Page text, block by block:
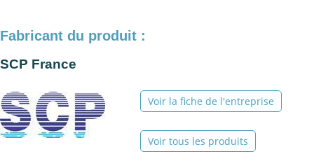
Fabricant du produit :
SCP France
Voir la fiche de l'entreprise
Voir tous les produits